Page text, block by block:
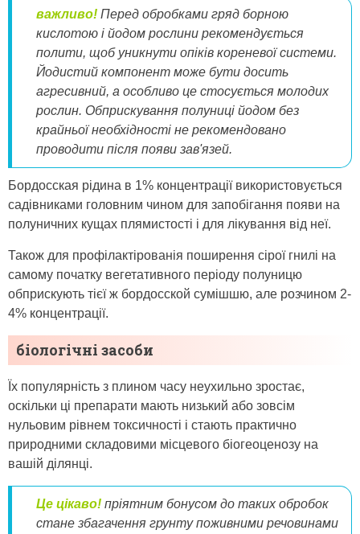
важливо! Перед обробками гряд борною
кислотою і йодом рослини рекомендується
полити, щоб уникнути опіків кореневої системи.
Йодистий компонент може бути досить
агресивний, а особливо це стосується молодих
рослин. Обприскування полуниці йодом без
крайньої необхідності не рекомендовано
проводити після появи зав'язей.
Бордосская рідина в 1% концентрації використовується
садівниками головним чином для запобігання появи на
полуничних кущах плямистості і для лікування від неї.
Також для профілактірованія поширення сірої гнилі на
самому початку вегетативного періоду полуницю
обприскують тієї ж бордосской сумішшю, але розчином 2-
4% концентрації.
біологічні засоби
Їх популярність з плином часу неухильно зростає,
оскільки ці препарати мають низький або зовсім
нульовим рівнем токсичності і стають практично
природними складовими місцевого біогеоценозу на
вашій ділянці.
Це цікаво! пріятним бонусом до таких обробок
стане збагачення грунту поживними речовинами